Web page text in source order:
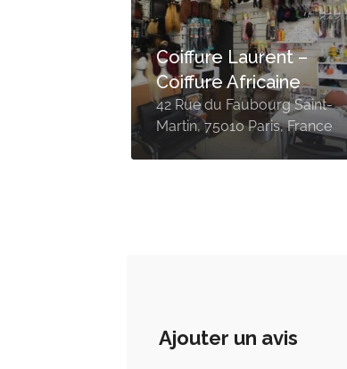
Coiffure Laurent –
Coiffure Africaine
42 Rue du Faubourg Saint-
Martin, 75010 Paris, France
Ajouter un avis